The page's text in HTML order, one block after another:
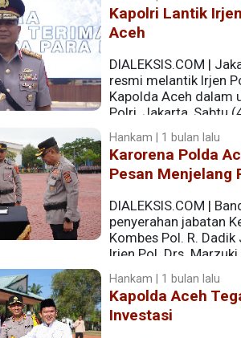
Kapolri Lantik
Aceh
DIALEKSIS.COM |
resmi melantik Irjen
Kapolda Aceh dalam
Polri, Jakarta, Sabtu
Hankam | 1 bulan lalu
Karorena Polda
Pesan Menjelang
DIALEKSIS.COM |
penyerahan jabatan
Kombes Pol. R.
Irjen Pol. Drs.
Hankam | 1 bulan lalu
Kapolda Aceh
Investasi